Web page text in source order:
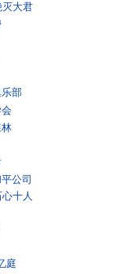
灭大君
部
公司
心十人
庭